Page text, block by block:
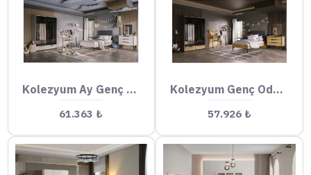
Kolezyum Ay Genç Odası
61.363 ₺
Kolezyum Genç Odası
57.926 ₺